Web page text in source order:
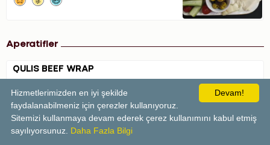
Örgü peynir, Yeşil Zeytin, Siyah zeytin,
Aperatifler
QULİS BEEF WRAP
Tortilla ekmeği, julyen bonfile parçaları,
kapya biber, yeşil biber, mantar, cheddar,
kaşar, özel sos ve cips eşliğinde…
0 cal
Devam!
Hizmetlerimizden en iyi şekilde
faydalanabilmeniz için çerezler kullanıyoruz.
Sitemizi kullanmaya devam ederek çerez kullanımını kabul etmiş
sayılıyorsunuz. Daha Fazla Bilgi